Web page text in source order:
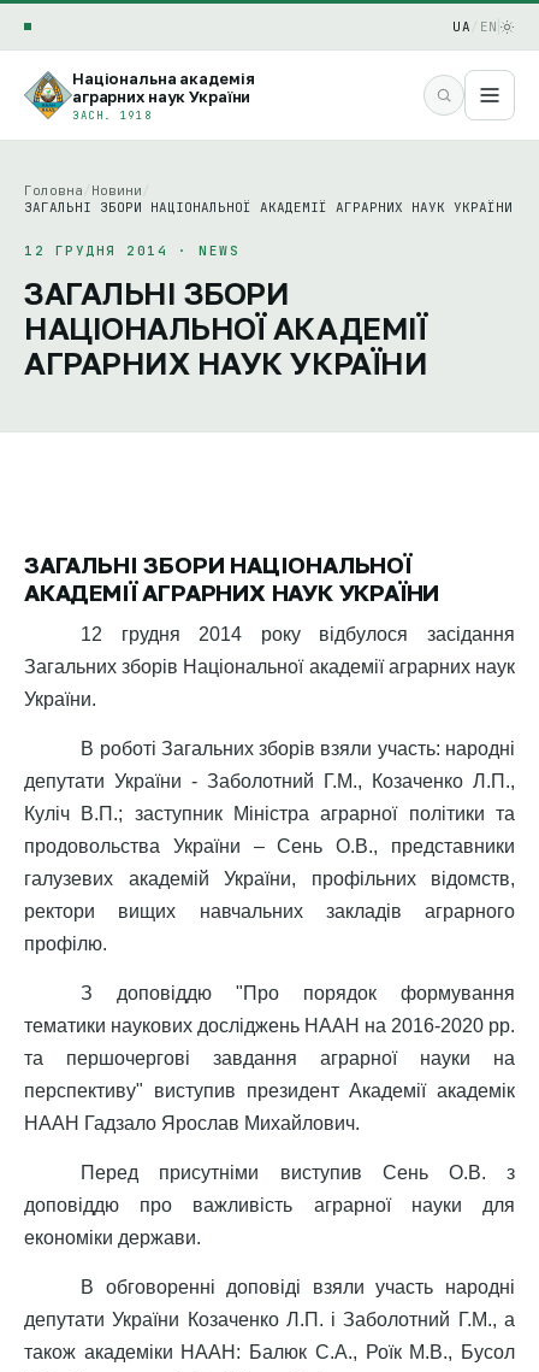
UA EN
Національна академія
аграрних наук України
ЗАСН. 1918
Головна Новини
ЗАГАЛЬНІ ЗБОРИ НАЦІОНАЛЬНОЇ АКАДЕМІЇ АГРАРНИХ НАУК УКРАЇНИ
12 ГРУДНЯ 2014 · NEWS
ЗАГАЛЬНІ ЗБОРИ
НАЦІОНАЛЬНОЇ АКАДЕМІЇ
АГРАРНИХ НАУК УКРАЇНИ
ЗАГАЛЬНІ ЗБОРИ НАЦІОНАЛЬНОЇ
АКАДЕМІЇ АГРАРНИХ НАУК УКРАЇНИ
12 грудня 2014 року відбулося засідання
Загальних зборів Національної академії аграрних наук
України.
В роботі Загальних зборів взяли участь: народні
депутати України - Заболотний Г.М., Козаченко Л.П.,
Куліч В.П.; заступник Міністра аграрної політики та
продовольства України – Сень О.В., представники
галузевих академій України, профільних відомств,
ректори вищих навчальних закладів аграрного
профілю.
З доповіддю "Про порядок формування
тематики наукових досліджень НААН на 2016-2020 рр.
та першочергові завдання аграрної науки на
перспективу" виступив президент Академії академік
НААН Гадзало Ярослав Михайлович.
Перед присутніми виступив Сень О.В. з
доповіддю про важливість аграрної науки для
економіки держави.
В обговоренні доповіді взяли участь народні
депутати України Козаченко Л.П. і Заболотний Г.М., а
також академіки НААН: Балюк С.А., Роїк М.В., Бусол